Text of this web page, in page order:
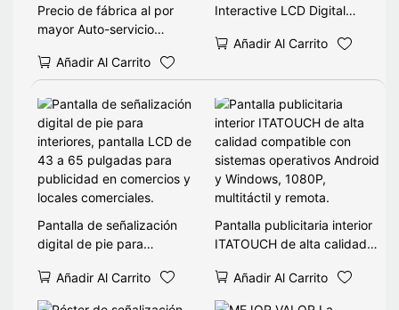
Precio de fábrica al por
mayor Auto-servicio
Digital para tiendas
minoristas, educación,
centros comerciales
Añadir Al Carrito
Interactive LCD Digital
Digital Advertising for
Añadir Al Carrito
Pantalla de señalización
digital de pie para
43 a 65 pulgadas para
publicidad en comercios y
Añadir Al Carrito
Pantalla publicitaria interior
ITATOUCH de alta calidad
operativos Android y
Windows, 1080P, multitáctil
Añadir Al Carrito